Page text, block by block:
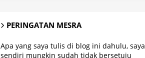
PERINGATAN MESRA
Apa yang saya tulis di blog ini dahulu, saya
sendiri mungkin sudah tidak bersetuju